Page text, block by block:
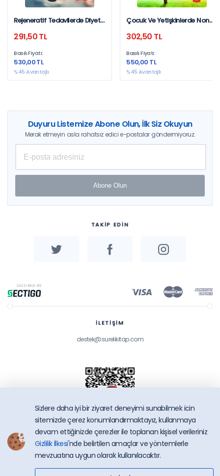
Rejeneratif Tedavilerde Diyet
291,50 TL
Basılı Fiyatı:
530,00 TL
%45 Avantajlı
Çocuk Ve Yetişkinlerde Non
Hastalığının Tedavisi
302,50 TL
Basılı Fiyatı:
550,00 TL
%45 Avantajlı
Duyuru Listemize Abone Olun, İlk Siz Okuyun
Merak etmeyin asla rahatsız edici e-postalar göndermiyoruz.
Abone Olun
TAKİP EDİN
İLETİŞİM
destek@surelikitap.com
SüreliKitap.com
Copyright © 2026 - Bütün Hakları Saklıdır.
Sizlere daha iyi bir ziyaret deneyimi sunabilmek icin
sitemizde çerez konumlandırmaktayız, kullanmaya
devam ettiğinizde çerezler ile toplanan kişisel verileriniz
Gizlilik İlkesi'nde belirtilen amaçlar ve yöntemlerle
mevzuatına uygun olarak kullanılacaktır.